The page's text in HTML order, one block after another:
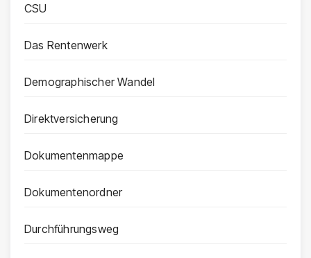
CSU
Das Rentenwerk
Demographischer Wandel
Direktversicherung
Dokumentenmappe
Dokumentenordner
Durchführungsweg